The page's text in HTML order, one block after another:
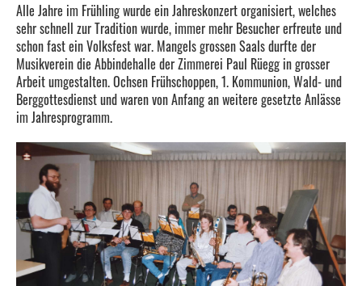
Alle Jahre im Frühling wurde ein Jahreskonzert organisiert, welches
sehr schnell zur Tradition wurde, immer mehr Besucher erfreute und
schon fast ein Volksfest war. Mangels grossen Saals durfte der
Musikverein die Abbindehalle der Zimmerei Paul Rüegg in grosser
Arbeit umgestalten. Ochsen Frühschoppen, 1. Kommunion, Wald- und
Berggottesdienst und waren von Anfang an weitere gesetzte Anlässe
im Jahresprogramm.